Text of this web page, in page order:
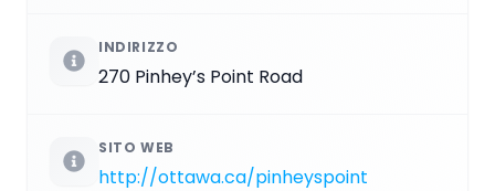
INDIRIZZO
270 Pinhey’s Point Road
SITO WEB
http://ottawa.ca/pinheyspoint